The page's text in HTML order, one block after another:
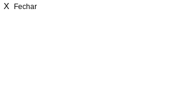
X Fechar